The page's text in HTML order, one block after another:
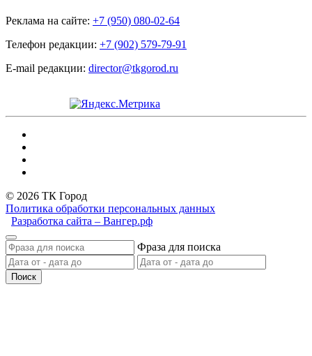
Реклама на сайте: +7 (950) 080-02-64
Телефон редакции: +7 (902) 579-79-91
E-mail редакции: director@tkgorod.ru
© 2026 ТК Город
Политика обработки персональных данных
Разработка сайта – Вангер.рф
Фраза для поиска
Поиск